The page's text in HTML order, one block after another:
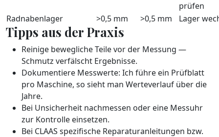
prüfen
Radnabenlager
>0,5 mm >0,5 mm Lager
Tipps aus der Praxis
Reinige bewegliche Teile vor der Messung —
Schmutz verfälscht Ergebnisse.
Dokumentiere Messwerte: Ich führe ein Prüfblatt
pro Maschine, so sieht man Werteverlauf über die
Jahre.
Bei Unsicherheit nachmessen oder eine Messuhr
zur Kontrolle einsetzen.
Bei CLAAS spezifische Reparaturanleitungen bzw.